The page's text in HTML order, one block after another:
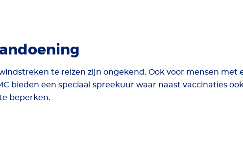
te reizen zijn ongekend. Ook voor mensen met
bieden een speciaal spreekuur waar naast vaccinaties
beperken.